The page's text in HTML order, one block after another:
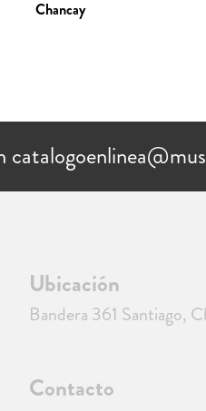
Chancay
Ubicación
Bandera 361 Santiago,
Contacto